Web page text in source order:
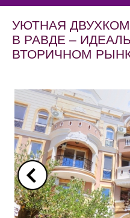
УЮТНАЯ
В РАВДЕ –
ВТОРИЧНОМ